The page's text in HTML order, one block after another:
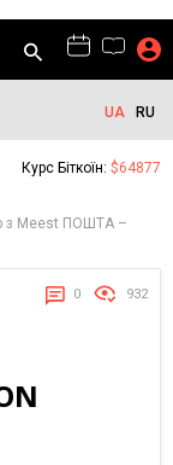
UA RU
Курс Біткоїн: $64877
з Meest ПОШТА –
0 932